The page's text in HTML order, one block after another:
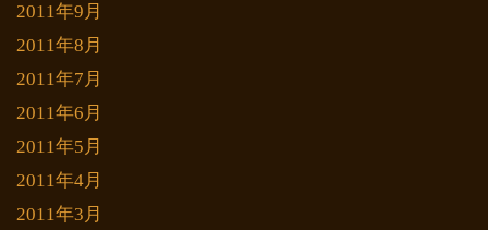
2011年9月
2011年8月
2011年7月
2011年6月
2011年5月
2011年4月
2011年3月